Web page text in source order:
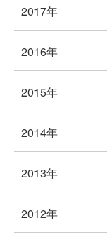
2017年
2016年
2015年
2014年
2013年
2012年